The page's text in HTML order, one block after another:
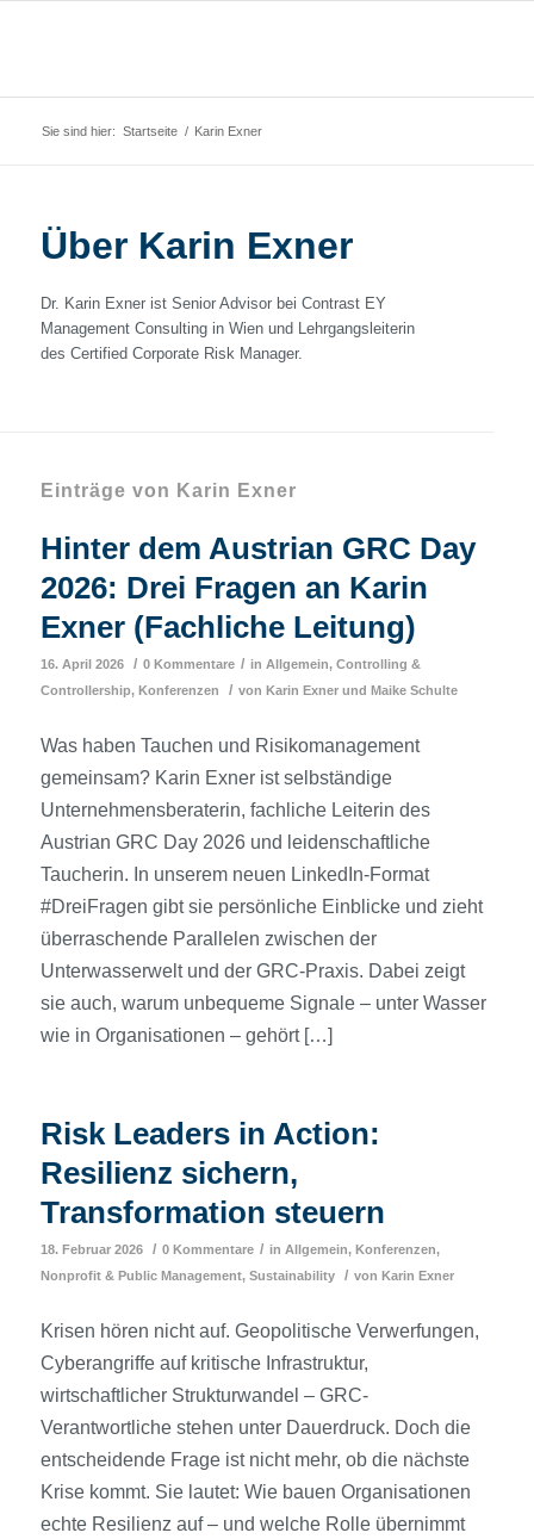
Sie sind hier: Startseite / Karin Exner
Über Karin Exner
Dr. Karin Exner ist Senior Advisor bei Contrast EY
Management Consulting in Wien und Lehrgangsleiterin
des Certified Corporate Risk Manager.
Einträge von Karin Exner
Hinter dem Austrian GRC Day
2026: Drei Fragen an Karin
Exner (Fachliche Leitung)
16. April 2026 / 0 Kommentare / in Allgemein, Controlling &
Controllership, Konferenzen / von Karin Exnerund Maike Schulte
Was haben Tauchen und Risikomanagement
gemeinsam? Karin Exner ist selbständige
Unternehmensberaterin, fachliche Leiterin des
Austrian GRC Day 2026 und leidenschaftliche
Taucherin. In unserem neuen LinkedIn-Format
#DreiFragen gibt sie persönliche Einblicke und zieht
überraschende Parallelen zwischen der
Unterwasserwelt und der GRC-Praxis. Dabei zeigt
sie auch, warum unbequeme Signale – unter Wasser
wie in Organisationen – gehört […]
Risk Leaders in Action:
Resilienz sichern,
Transformation steuern
18. Februar 2026 / 0 Kommentare / in Allgemein, Konferenzen,
Nonprofit & Public Management, Sustainability / von Karin Exner
Krisen hören nicht auf. Geopolitische Verwerfungen,
Cyberangriffe auf kritische Infrastruktur,
wirtschaftlicher Strukturwandel – GRC-
Verantwortliche stehen unter Dauerdruck. Doch die
entscheidende Frage ist nicht mehr, ob die nächste
Krise kommt. Sie lautet: Wie bauen Organisationen
echte Resilienz auf – und welche Rolle übernimmt